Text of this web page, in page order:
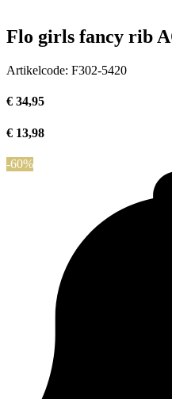
Flo girls fancy rib
Artikelcode: F302-5420
€ 34,95
€ 13,98
-60%